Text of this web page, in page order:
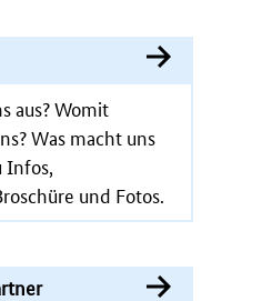
aus? Womit
Was macht uns
Infos,
und Fotos.